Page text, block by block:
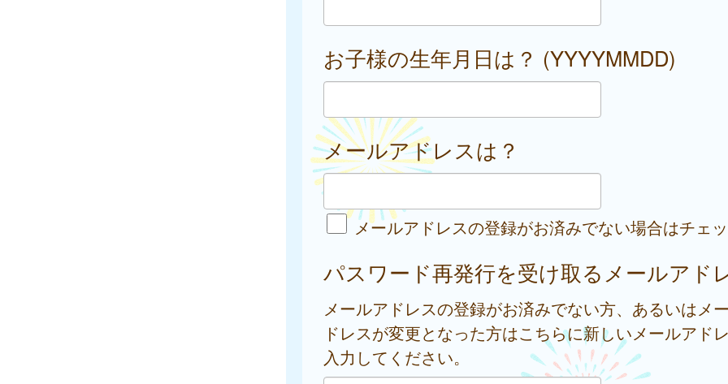
お子様の生年月日は？ (YYYYMMDD)
メールアドレスは？
メールアドレスの登録がお済みでない場合はチェ
パスワード再発行を受け取るメールアド
メールアドレスの登録がお済みでない方、あるいはメ
ドレスが変更となった方はこちらに新しいメールアド
入力してください。